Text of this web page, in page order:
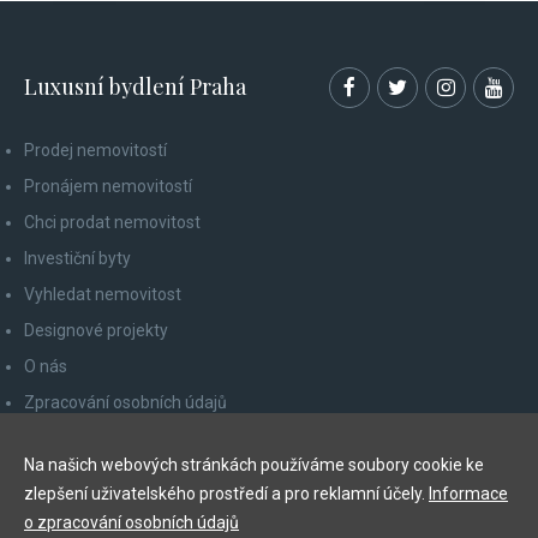
Luxusní bydlení Praha
Prodej nemovitostí
Pronájem nemovitostí
Chci prodat nemovitost
Investiční byty
Vyhledat nemovitost
Designové projekty
O nás
Zpracování osobních údajů
Odhlášení z newsletteru
Na našich webových stránkách používáme soubory cookie ke
zlepšení uživatelského prostředí a pro reklamní účely. Informace
o zpracování osobních údajů